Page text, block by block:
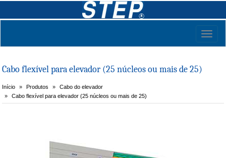
Cabo flexível para elevador (25 núcleos ou mais de 25)
Início Produtos
Cabo do elevador
Cabo flexível para elevador (25 núcleos ou mais de 25)